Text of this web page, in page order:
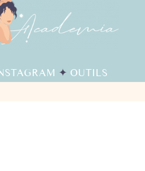
✦ OUTILS